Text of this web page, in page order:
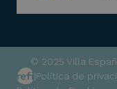
© 2025 Villa
Política de